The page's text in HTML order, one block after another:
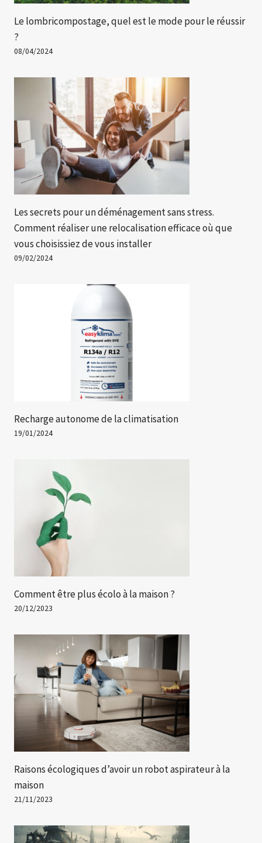
Le lombricompostage, quel est le mode pour le réussir
?
08/04/2024
Les secrets pour un déménagement sans stress.
Comment réaliser une relocalisation efficace où que
vous choisissiez de vous installer
09/02/2024
Recharge autonome de la climatisation
19/01/2024
Comment être plus écolo à la maison ?
20/12/2023
Raisons écologiques d’avoir un robot aspirateur à la
maison
21/11/2023